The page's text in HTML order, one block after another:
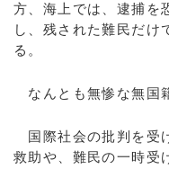
方、海上では、逮捕を
し、残された難民だけ
る。
なんとも無惨な無国
国際社会の批判を受
救助や、難民の一時受